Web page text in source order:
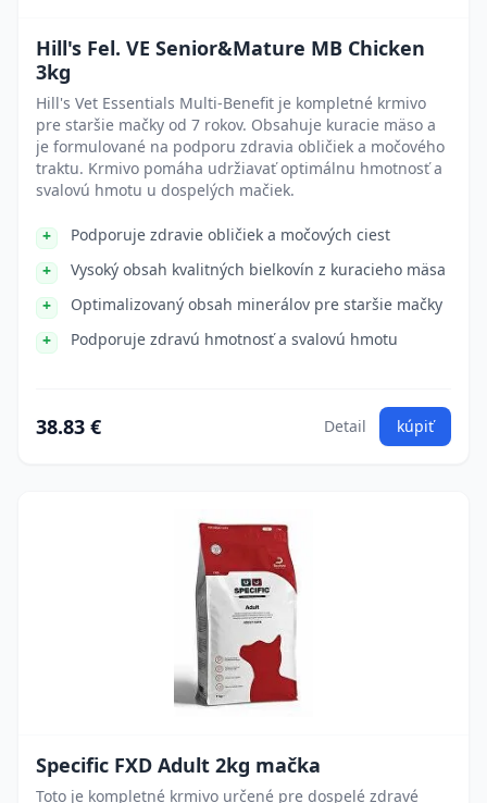
Hill's Fel. VE Senior&Mature MB Chicken
3kg
Hill's Vet Essentials Multi-Benefit je kompletné krmivo
pre staršie mačky od 7 rokov. Obsahuje kuracie mäso a
je formulované na podporu zdravia obličiek a močového
traktu. Krmivo pomáha udržiavať optimálnu hmotnosť a
svalovú hmotu u dospelých mačiek.
Podporuje zdravie obličiek a močových ciest
Vysoký obsah kvalitných bielkovín z kuracieho mäsa
Optimalizovaný obsah minerálov pre staršie mačky
Podporuje zdravú hmotnosť a svalovú hmotu
38.83 € Detail kúpiť
Specific FXD Adult 2kg mačka
Toto je kompletné krmivo určené pre dospelé zdravé